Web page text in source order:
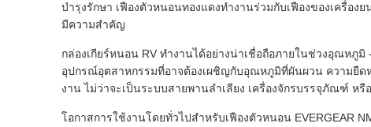
บำรุงรักษา เฟืองตัวหนอนทองแดงทำงานร่วมกับเฟืองของเครื่อ
มีความสำคัญ
กล่องเกียร์หนอน RV ทำงานได้อย่างน่าเชื่อถือภายในช่วงอุณหภู
อุปกรณ์อุตสาหกรรมที่อาจต้องเผชิญกับอุณหภูมิที่ผันผวน ความยืด
งาน ไม่ว่าจะเป็นระบบสายพานลำเลียง เครื่องจักรบรรจุภัณฑ์ หรื
โอกาสการใช้งานโดยทั่วไปสำหรับเฟืองตัวหนอน EVERGEAR